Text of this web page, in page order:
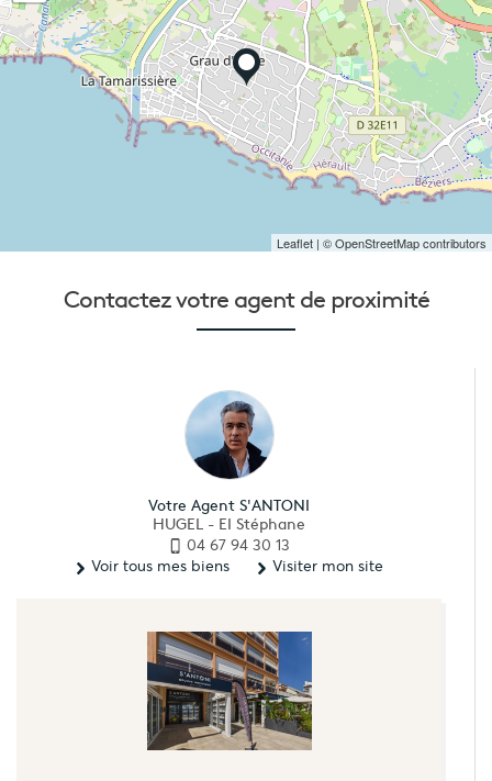
Leaflet | © OpenStreetMap contributors
Contactez votre agent de proximité
Votre Agent S'ANTONI
HUGEL - EI Stéphane
04 67 94 30 13
Voir tous mes biens
Visiter mon site